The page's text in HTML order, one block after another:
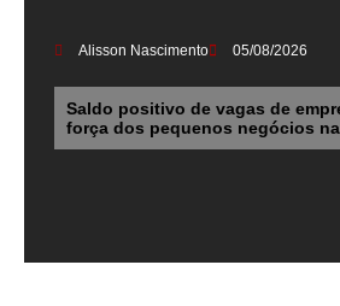
Alisson Nascimento 05/08/2026
Saldo positivo de vagas de
força dos pequenos negócios